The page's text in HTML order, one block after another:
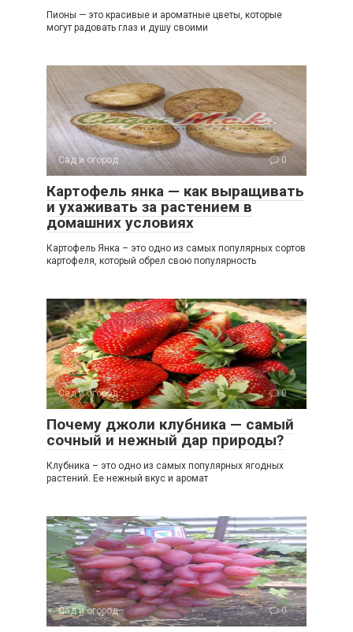
Пионы — это красивые и ароматные цветы, которые
могут радовать глаз и душу своими
Сад и огород 0
Картофель янка — как выращивать
и ухаживать за растением в
домашних условиях
Картофель Янка – это одно из самых популярных сортов
картофеля, который обрел свою популярность
Сад и огород 0
Почему джоли клубника — самый
сочный и нежный дар природы?
Клубника – это одно из самых популярных ягодных
растений. Ее нежный вкус и аромат
Сад и огород 0